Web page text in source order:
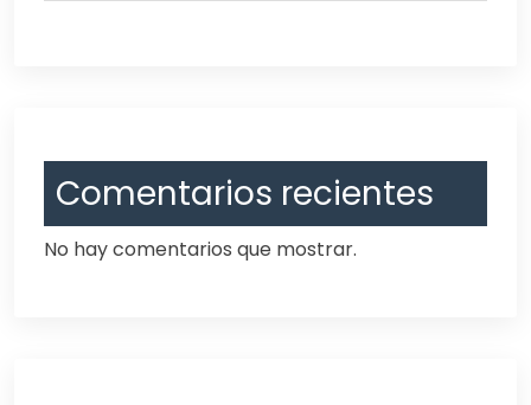
Comentarios recientes
No hay comentarios que mostrar.